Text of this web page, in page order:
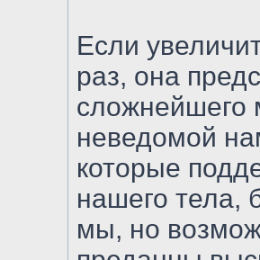
Если
раз, она
сложнейшего
неведомой
которые
нашего тела,
мы, но